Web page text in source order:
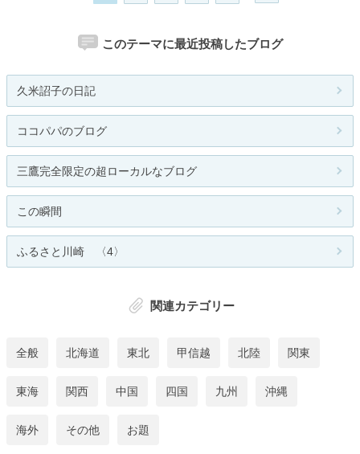
このテーマに最近投稿したブログ
久米詔子の日記
ココパパのブログ
三鷹完全限定の超ローカルなブログ
この瞬間
ふるさと川崎 〈4〉
関連カテゴリー
全般 北海道 東北 甲信越 北陸 関東
東海 関西 中国 四国 九州 沖縄
海外 その他 お題